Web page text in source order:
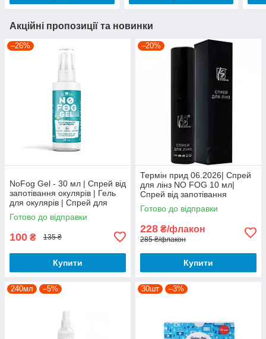
Акційні пропозиції та новинки
–26%
NoFog Gel - 30 мл | Спрей від
запотівання окулярів | Гель
для окулярів | Спрей для
очков
Готово до відправки
100 ₴ 135 ₴
Купити
–20%
Термін прид 06.2026| Спрей
для лінз NO FOG 10 мл|
Спрей від запотівання
окулярів| Спрей проти
запотівання окулярів| AntiFog
Готово до відправки
228 ₴/флакон
285 ₴/флакон
Купити
240мл –5% 30шт –3%